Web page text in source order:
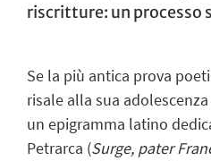
riscritture: un processo
Se la più antica prova
risale alla sua
un epigramma latino
Petrarca (Surge, pater